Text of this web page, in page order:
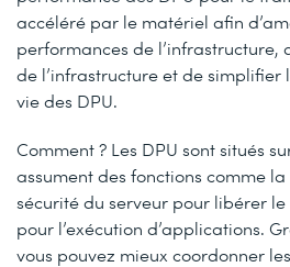
accéléré par le matériel afin
performances de l’infrastructure,
de l’infrastructure et de simplifier
vie des DPU.
Comment ? Les DPU sont situés
assument des fonctions comme
sécurité du serveur pour libérer
pour l’exécution d’applications.
vous pouvez mieux coordonner